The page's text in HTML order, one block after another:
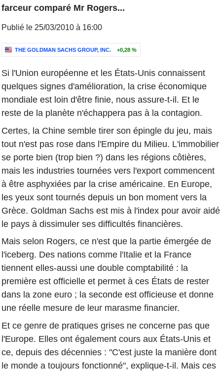
farceur comparé Mr Rogers...
Publié le 25/03/2010 à 16:00
THE GOLDMAN SACHS GROUP, INC. +0,28 %
Si l'Union européenne et les États-Unis connaissent
quelques signes d'amélioration, la crise économique
mondiale est loin d'être finie, nous assure-t-il. Et le
reste de la planète n'échappera pas à la contagion.
Certes, la Chine semble tirer son épingle du jeu, mais
tout n'est pas rose dans l'Empire du Milieu. L'immobilier
se porte bien (trop bien ?) dans les régions côtières,
mais les industries tournées vers l'export commencent
à être asphyxiées par la crise américaine. En Europe,
les yeux sont tournés depuis un bon moment vers la
Grèce. Goldman Sachs est mis à l'index pour avoir aidé
le pays à dissimuler ses difficultés financières.
Mais selon Rogers, ce n'est que la partie émergée de
l'iceberg. Des nations comme l'Italie et la France
tiennent elles-aussi une double comptabilité : la
première est officielle et permet à ces États de rester
dans la zone euro ; la seconde est officieuse et donne
une réelle mesure de leur marasme financier.
Et ce genre de pratiques grises ne concerne pas que
l'Europe. Elles ont également cours aux États-Unis et
ce, depuis des décennies : "C'est juste la manière dont
le monde a toujours fonctionné", explique-t-il. Mais ces